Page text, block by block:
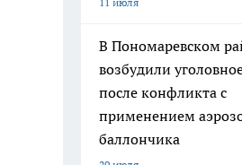
В Пономаревском
возбудили
после конфликта с
применением
баллончика